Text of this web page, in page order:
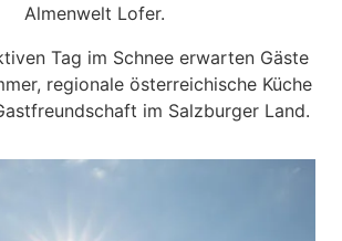
Almenwelt Lofer.
Tag im Schnee erwarten Gäste
regionale österreichische Küche
im Salzburger Land.